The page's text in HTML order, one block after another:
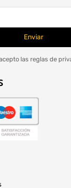
las reglas de